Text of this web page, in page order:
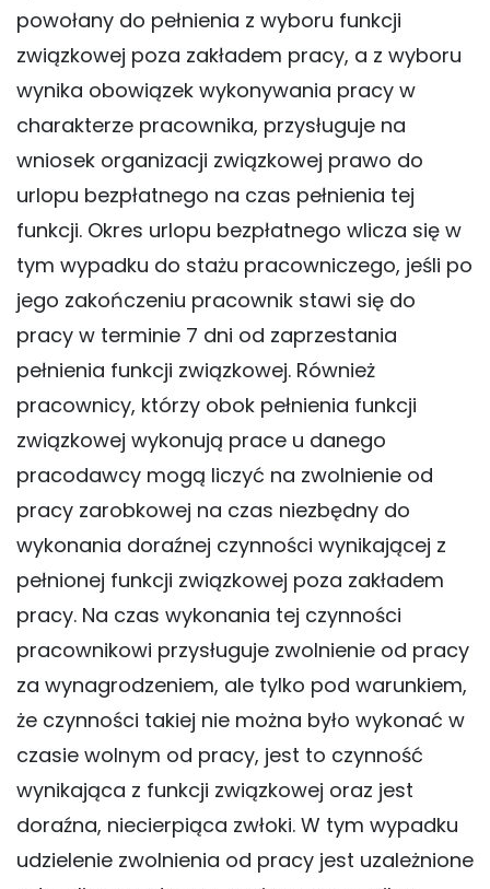
powołany do pełnienia z wyboru funkcji
związkowej poza zakładem pracy, a z wyboru
wynika obowiązek wykonywania pracy w
charakterze pracownika, przysługuje na
wniosek organizacji związkowej prawo do
urlopu bezpłatnego na czas pełnienia tej
funkcji. Okres urlopu bezpłatnego wlicza się w
tym wypadku do stażu pracowniczego, jeśli po
jego zakończeniu pracownik stawi się do
pracy w terminie 7 dni od zaprzestania
pełnienia funkcji związkowej. Również
pracownicy, którzy obok pełnienia funkcji
związkowej wykonują prace u danego
pracodawcy mogą liczyć na zwolnienie od
pracy zarobkowej na czas niezbędny do
wykonania doraźnej czynności wynikającej z
pełnionej funkcji związkowej poza zakładem
pracy. Na czas wykonania tej czynności
pracownikowi przysługuje zwolnienie od pracy
za wynagrodzeniem, ale tylko pod warunkiem,
że czynności takiej nie można było wykonać w
czasie wolnym od pracy, jest to czynność
wynikająca z funkcji związkowej oraz jest
doraźna, niecierpiąca zwłoki. W tym wypadku
udzielenie zwolnienia od pracy jest uzależnione